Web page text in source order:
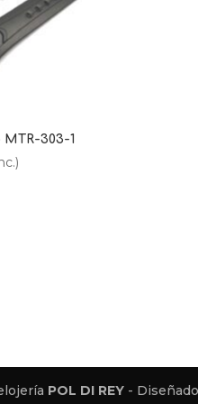
303-1
POL DI REY -